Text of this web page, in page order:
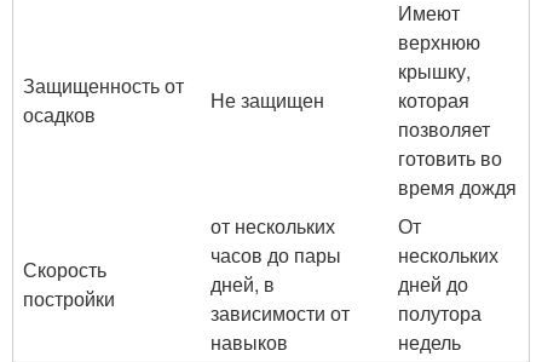
Защищенность от
осадков
Не защищен
Имеют
верхнюю
крышку,
которая
позволяет
готовить во
время дождя
Скорость
постройки
от нескольких
часов до пары
дней, в
зависимости от
навыков
От
нескольких
дней до
полутора
недель